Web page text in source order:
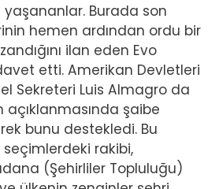
yaşananlar. Burada son
hemen ardından ordu bir
ilan eden Evo
etti. Amerikan Devletleri
Sekreteri Luis Almagro da
açıklanmasında şaibe
bunu destekledi. Bu
seçimlerdeki rakibi,
(Şehirliler Topluluğu)